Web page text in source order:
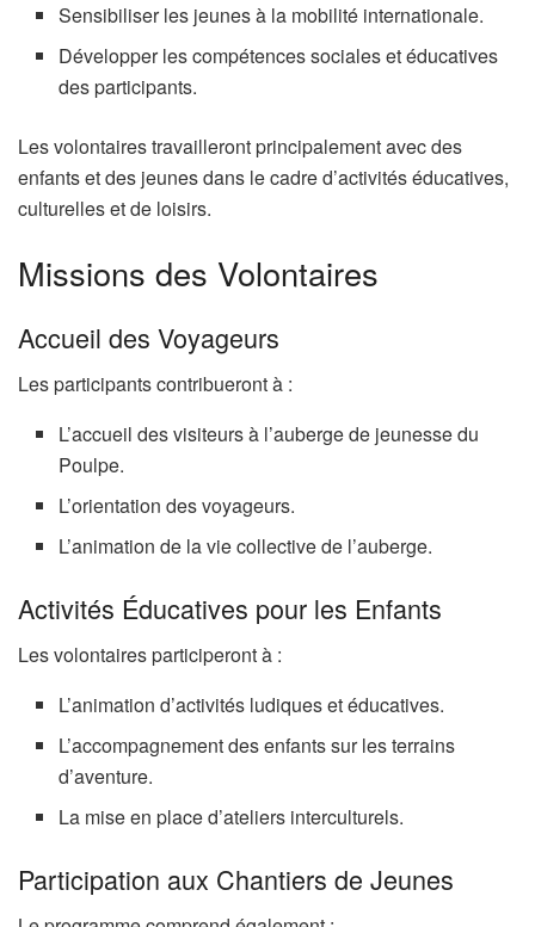
Sensibiliser les jeunes à la mobilité internationale.
Développer les compétences sociales et éducatives
des participants.
Les volontaires travailleront principalement avec des
enfants et des jeunes dans le cadre d’activités éducatives,
culturelles et de loisirs.
Missions des Volontaires
Accueil des Voyageurs
Les participants contribueront à :
L’accueil des visiteurs à l’auberge de jeunesse du
Poulpe.
L’orientation des voyageurs.
L’animation de la vie collective de l’auberge.
Activités Éducatives pour les Enfants
Les volontaires participeront à :
L’animation d’activités ludiques et éducatives.
L’accompagnement des enfants sur les terrains
d’aventure.
La mise en place d’ateliers interculturels.
Participation aux Chantiers de Jeunes